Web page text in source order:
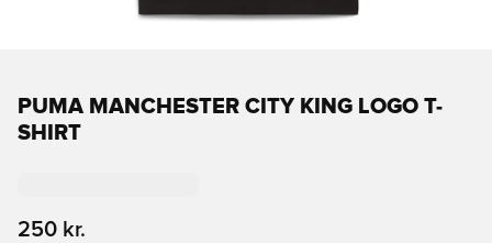
PUMA MANCHESTER CITY KING LOGO T-
SHIRT
250 kr.